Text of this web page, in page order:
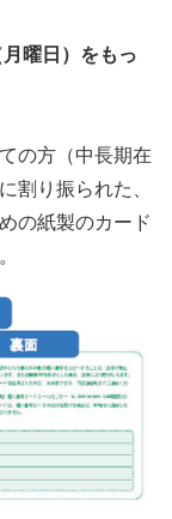
曜日）をもっ
の方（中長期在
割り振られた、
の紙製のカード